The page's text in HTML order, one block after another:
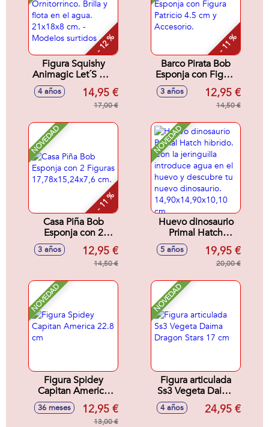
- 12 %
Figura Squishy
Animagic Let´S Glo
Ornitorrinco. Brilla y
flota en el agua.
21x18x8 cm. -
4 años 14,95 €
17,00 €
- 11 %
Barco Pirata Bob
Esponja con Figura
Patricio 4.5 cm y
Accesorio.
3 años 12,95 €
14,50 €
NOVEDAD
- 11 %
Casa Piña Bob
Esponja con 2
Figuras
17,78x15,24x7,6
3 años 12,95 €
14,50 €
NOVEDAD
Huevo dinosaurio
Primal Hatch
hibrido. Con la
jeringuilla
introduce agua en
descubre tu nuevo
dinosaurio.
14,90x14,90x10,10
cm
5 años 19,95 €
20,00 €
NOVEDAD
Figura Spidey
Capitan America
22.8 cm
36 meses 12,95 €
13,00 €
NOVEDAD
Figura articulada
Ss3 Vegeta Daima
Dragon Stars 17 cm
4 años 24,95 €